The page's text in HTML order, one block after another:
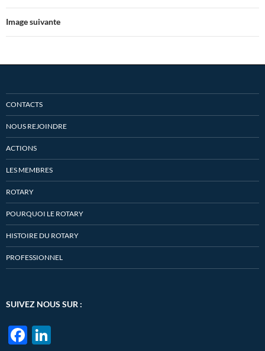
Image suivante
CONTACTS
NOUS REJOINDRE
ACTIONS
LES MEMBRES
ROTARY
POURQUOI LE ROTARY
HISTOIRE DU ROTARY
PROFESSIONNEL
SUIVEZ NOUS SUR :
F